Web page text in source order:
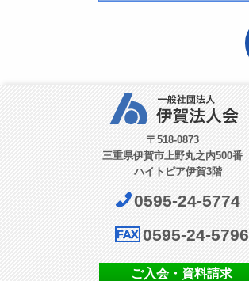
〒518-0873
三重県伊賀市上野丸之内500番
ハイトピア伊賀3階
0595-24-5774
0595-24-5796
ご入会・資料請求